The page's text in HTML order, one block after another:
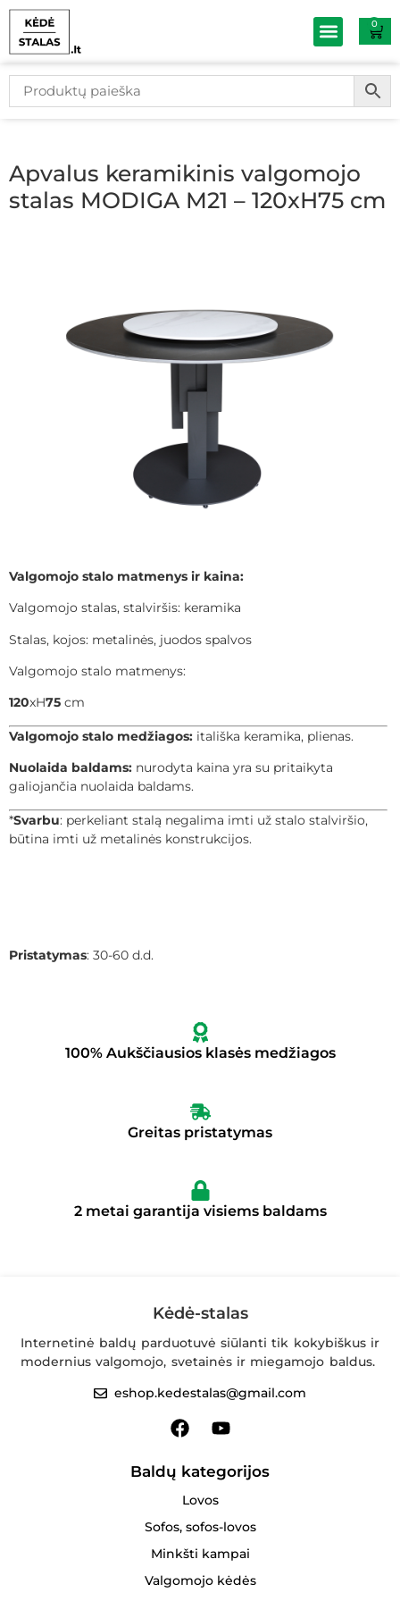
0
Apvalus keramikinis valgomojo
stalas MODIGA M21 – 120xH75 cm
Valgomojo stalo matmenys ir kaina:
Valgomojo stalas, stalviršis: keramika
Stalas, kojos: metalinės, juodos spalvos
Valgomojo stalo matmenys:
120xH75 cm
Valgomojo stalo medžiagos: itališka keramika, plienas.
Nuolaida baldams: nurodyta kaina yra su pritaikyta
galiojančia nuolaida baldams.
*Svarbu: perkeliant stalą negalima imti už stalo stalviršio,
būtina imti už metalinės konstrukcijos.
Pristatymas: 30-60 d.d.
100% Aukščiausios klasės medžiagos
Greitas pristatymas
2 metai garantija visiems baldams
Kėdė-stalas
Internetinė baldų parduotuvė siūlanti tik kokybiškus ir
modernius valgomojo, svetainės ir miegamojo baldus.
eshop.kedestalas@gmail.com
Baldų kategorijos
Lovos
Sofos, sofos-lovos
Minkšti kampai
Valgomojo kėdės